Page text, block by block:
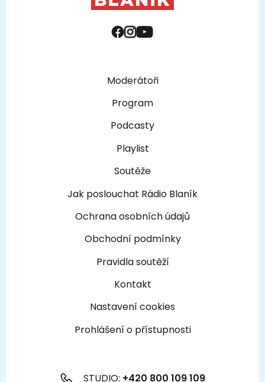
Moderátoři
Program
Podcasty
Playlist
Soutěže
Jak poslouchat Rádio Blaník
Ochrana osobních údajů
Obchodní podmínky
Pravidla soutěží
Kontakt
Nastavení cookies
Prohlášení o přístupnosti
STUDIO: +420 800 109 109